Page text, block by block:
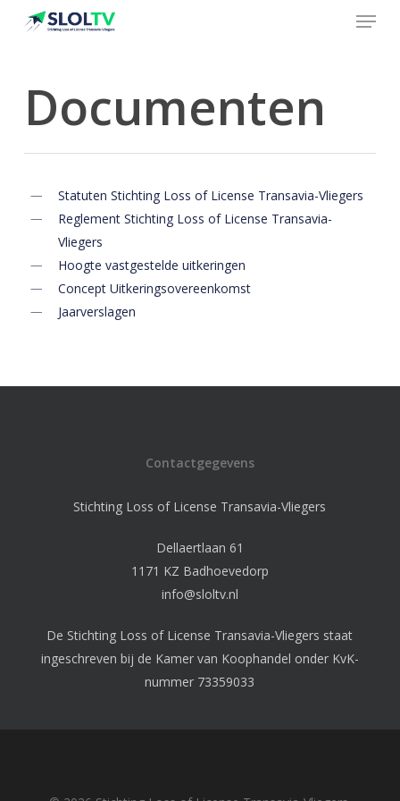
Menu
Documenten
Statuten Stichting Loss of License Transavia-Vliegers
Reglement Stichting Loss of License Transavia-
Vliegers
Hoogte vastgestelde uitkeringen
Concept Uitkeringsovereenkomst
Jaarverslagen
Contactgegevens
Stichting Loss of License Transavia-Vliegers
Dellaertlaan 61
1171 KZ Badhoevedorp
info@sloltv.nl
De Stichting Loss of License Transavia-Vliegers staat
ingeschreven bij de Kamer van Koophandel onder KvK-
nummer 73359033